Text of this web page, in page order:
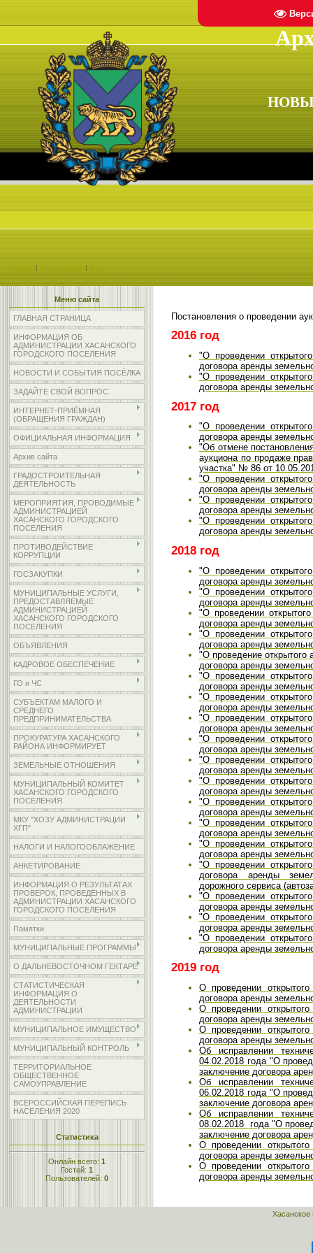
| | Вход
Меню сайта
ГЛАВНАЯ СТРАНИЦА
ИНФОРМАЦИЯ ОБ
АДМИНИСТРАЦИИ ХАСАНСКОГО
ГОРОДСКОГО ПОСЕЛЕНИЯ
НОВОСТИ И СОБЫТИЯ ПОСЁЛКА
ЗАДАЙТЕ СВОЙ ВОПРОС
ИНТЕРНЕТ-ПРИЁМНАЯ
(ОБРАЩЕНИЯ ГРАЖДАН)
ОФИЦИАЛЬНАЯ ИНФОРМАЦИЯ
Архив сайта
ГРАДОСТРОИТЕЛЬНАЯ
ДЕЯТЕЛЬНОСТЬ
МЕРОПРИЯТИЯ, ПРОВОДИМЫЕ
АДМИНИСТРАЦИЕЙ
ХАСАНСКОГО ГОРОДСКОГО
ПОСЕЛЕНИЯ
ПРОТИВОДЕЙСТВИЕ
КОРРУПЦИИ
ГОСЗАКУПКИ
МУНИЦИПАЛЬНЫЕ УСЛУГИ,
ПРЕДОСТАВЛЯЕМЫЕ
АДМИНИСТРАЦИЕЙ
ХАСАНСКОГО ГОРОДСКОГО
ПОСЕЛЕНИЯ
ОБЪЯВЛЕНИЯ
КАДРОВОЕ ОБЕСПЕЧЕНИЕ
ГО и ЧС
СУБЪЕКТАМ МАЛОГО И
СРЕДНЕГО
ПРЕДПРИНИМАТЕЛЬСТВА
ПРОКУРАТУРА ХАСАНСКОГО
РАЙОНА ИНФОРМИРУЕТ
ЗЕМЕЛЬНЫЕ ОТНОШЕНИЯ
МУНИЦИПАЛЬНЫЙ КОМИТЕТ
ХАСАНСКОГО ГОРОДСКОГО
ПОСЕЛЕНИЯ
МКУ "ХОЗУ АДМИНИСТРАЦИИ
ХГП"
НАЛОГИ И НАЛОГООБЛАЖЕНИЕ
АНКЕТИРОВАНИЕ
ИНФОРМАЦИЯ О РЕЗУЛЬТАТАХ
ПРОВЕРОК, ПРОВЕДЁННЫХ В
АДМИНИСТРАЦИИ ХАСАНСКОГО
ГОРОДСКОГО ПОСЕЛЕНИЯ
Памятки
МУНИЦИПАЛЬНЫЕ ПРОГРАММЫ
О ДАЛЬНЕВОСТОЧНОМ ГЕКТАРЕ
СТАТИСТИЧЕСКАЯ
ИНФОРМАЦИЯ О
ДЕЯТЕЛЬНОСТИ
АДМИНИСТРАЦИИ
МУНИЦИПАЛЬНОЕ ИМУЩЕСТВО
МУНИЦИПАЛЬНЫЙ КОНТРОЛЬ
ТЕРРИТОРИАЛЬНОЕ
ОБЩЕСТВЕННОЕ
САМОУПРАВЛЕНИЕ
ВСЕРОССИЙСКАЯ ПЕРЕПИСЬ
НАСЕЛЕНИЯ 2020
Статистика
Онлайн всего: 1
Гостей: 1
Пользователей: 0
Постановления о проведении
2016 год
"О проведении
договора аренды
"О проведении
договора аренды
2017 год
"О проведении
договора аренды
"Об отмене
аукциона по продаже
участка" № 86 от
"О проведении
договора аренды
"О проведении
договора аренды
"О проведении
договора аренды
2018 год
"О проведении
договора аренды
"О проведении
договора аренды
"О проведении
договора аренды
"О проведении
договора аренды
"О проведение открытого
договора аренды
"О проведении
договора аренды
"О проведении
договора аренды
"О проведении
договора аренды
"О проведении
договора аренды
"О проведении
договора аренды
"О проведении
договора аренды
"О проведении
договора аренды
"О проведении
договора аренды
"О проведении
договора аренды
"О проведении
договора аренды
дорожного сервиса
"О проведении
договора аренды
"О проведении
договора аренды
"О проведении
договора аренды
2019 год
О проведении
договора аренды
О проведении
договора аренды
О проведении
договора аренды
Об исправлении
04.02.2018 года "О
заключение договора
Об исправлении
06.02.2018 года "О
заключение договора
Об исправлении
08.02.2018 года "О
заключение договора
О проведении
договора аренды
О проведении
договора аренды
Хасанское